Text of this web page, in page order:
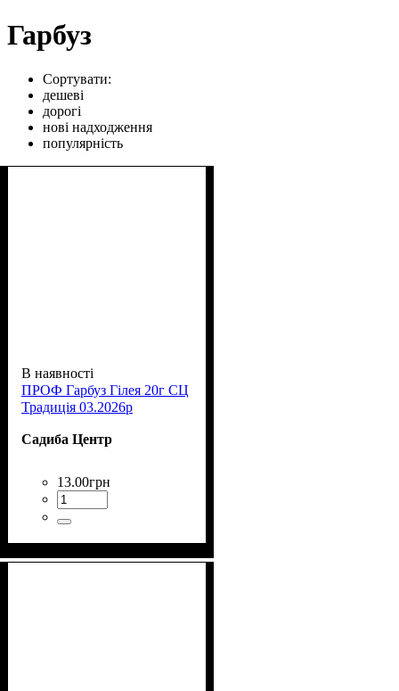
Гарбуз
Сортувати:
дешеві
дорогі
нові надходження
популярність
В наявності
ПРОФ Гарбуз Гілея 20г СЦ
Традиція 03.2026р
Садиба Центр
13.00грн